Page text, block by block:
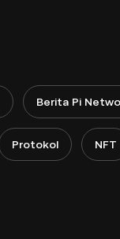
Berita Pi
Protokol NFT